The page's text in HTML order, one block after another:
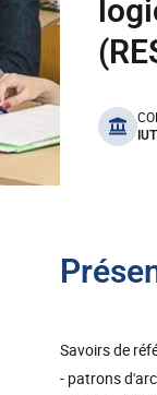
Savoirs de
- patrons